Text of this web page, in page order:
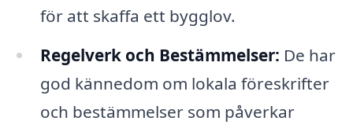
för att skaffa ett bygglov.
Regelverk och Bestämmelser: De har
god kännedom om lokala föreskrifter
och bestämmelser som påverkar